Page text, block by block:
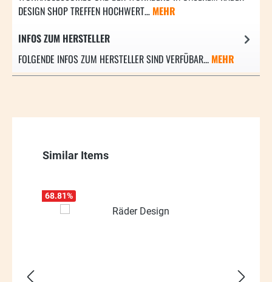
DESIGN SHOP TREFFEN HOCHWERT… MEHR
INFOS ZUM HERSTELLER
FOLGENDE INFOS ZUM HERSTELLER SIND VERFÜBAR... MEHR
Produktgalerie überspringen
Similar Items
68.81%